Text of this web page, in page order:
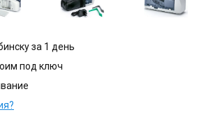
за 1 день
под ключ